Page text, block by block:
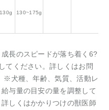
130~175g
長のスピードが落ち着く6?
てください。詳しくはお問
※犬種、年齢、気質、活動レ
与量の目安の量を調整して
しくはかかりつけの獣医師